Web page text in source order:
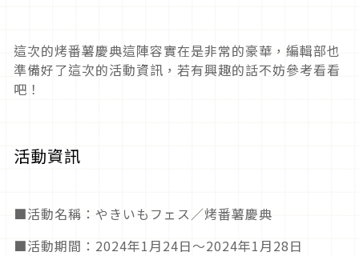
這次的烤番薯慶典這陣容實在是非常的豪華，編輯部也
準備好了這次的活動資訊，若有興趣的話不妨參考看看
吧！
活動資訊
■活動名稱：やきいもフェス／烤番薯慶典
■活動期間：2024年1月24日～2024年1月28日